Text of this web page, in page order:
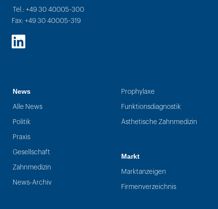
Tel.: +49 30 40005-300
Fax: +49 30 40005-319
LinkedIn
News
Alle News
Politik
Praxis
Gesellschaft
Zahnmedizin
News-Archiv
Prophylaxe
Funktionsdiagnostik
Ästhetische Zahnmedizin
Markt
Marktanzeigen
Firmenverzeichnis